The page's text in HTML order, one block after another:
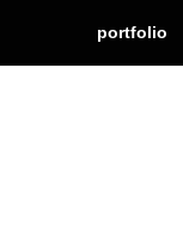
portfolio